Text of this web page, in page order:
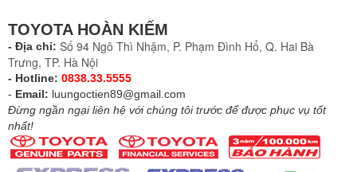
TOYOTA HOÀN KIẾM
- Địa chỉ: Số 94 Ngô Thì Nhậm, P. Phạm Đình Hổ, Q. Hai Bà
Trưng, TP. Hà Nội
- Hotline: 0838.33.5555
- Email: luungoctien89@gmail.com
Đừng ngần ngại liên hệ với chúng tôi trước để được phục vụ tốt
nhất!